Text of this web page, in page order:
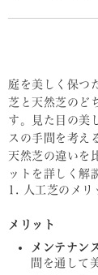
庭を美しく保つ
芝と天然芝のど
す。見た目の美
スの手間を考え
天然芝の違いを
ットを詳しく解
1. 人工芝のメリ
メリット
メンテナン
間を通して